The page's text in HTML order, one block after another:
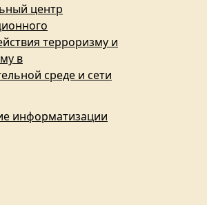
центр
терроризму и
в
среде и сети
информатизации